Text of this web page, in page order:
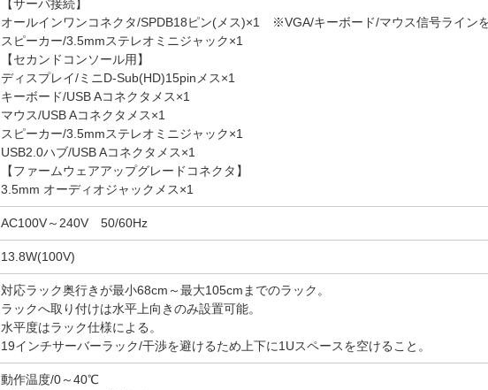
【サーバ接続】
オールインワンコネクタ/SPDB18ピン(メス)×1 ※VGA/キーボード/マウス信号ライン
スピーカー/3.5mmステレオミニジャック×1
【セカンドコンソール用】
ディスプレイ/ミニD-Sub(HD)15pinメス×1
キーボード/USB Aコネクタメス×1
マウス/USB Aコネクタメス×1
スピーカー/3.5mmステレオミニジャック×1
USB2.0ハブ/USB Aコネクタメス×1
【ファームウェアアップグレードコネクタ】
3.5mm オーディオジャックメス×1
AC100V～240V 50/60Hz
13.8W(100V)
対応ラック奥行きが最小68cm～最大105cmまでのラック。
ラックへ取り付けは水平上向きのみ設置可能。
水平度はラック仕様による。
19インチサーバーラック/干渉を避けるため上下に1Uスペースを空けること。
動作温度/0～40℃